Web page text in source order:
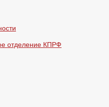
отделение КПРФ